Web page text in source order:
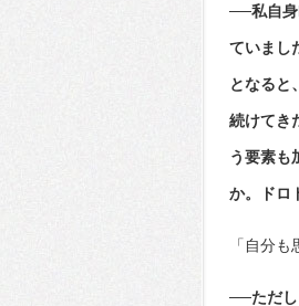
──私自身
ていまし
となると
続けてき
う要素も
か。ドロ
「自分
──ただし